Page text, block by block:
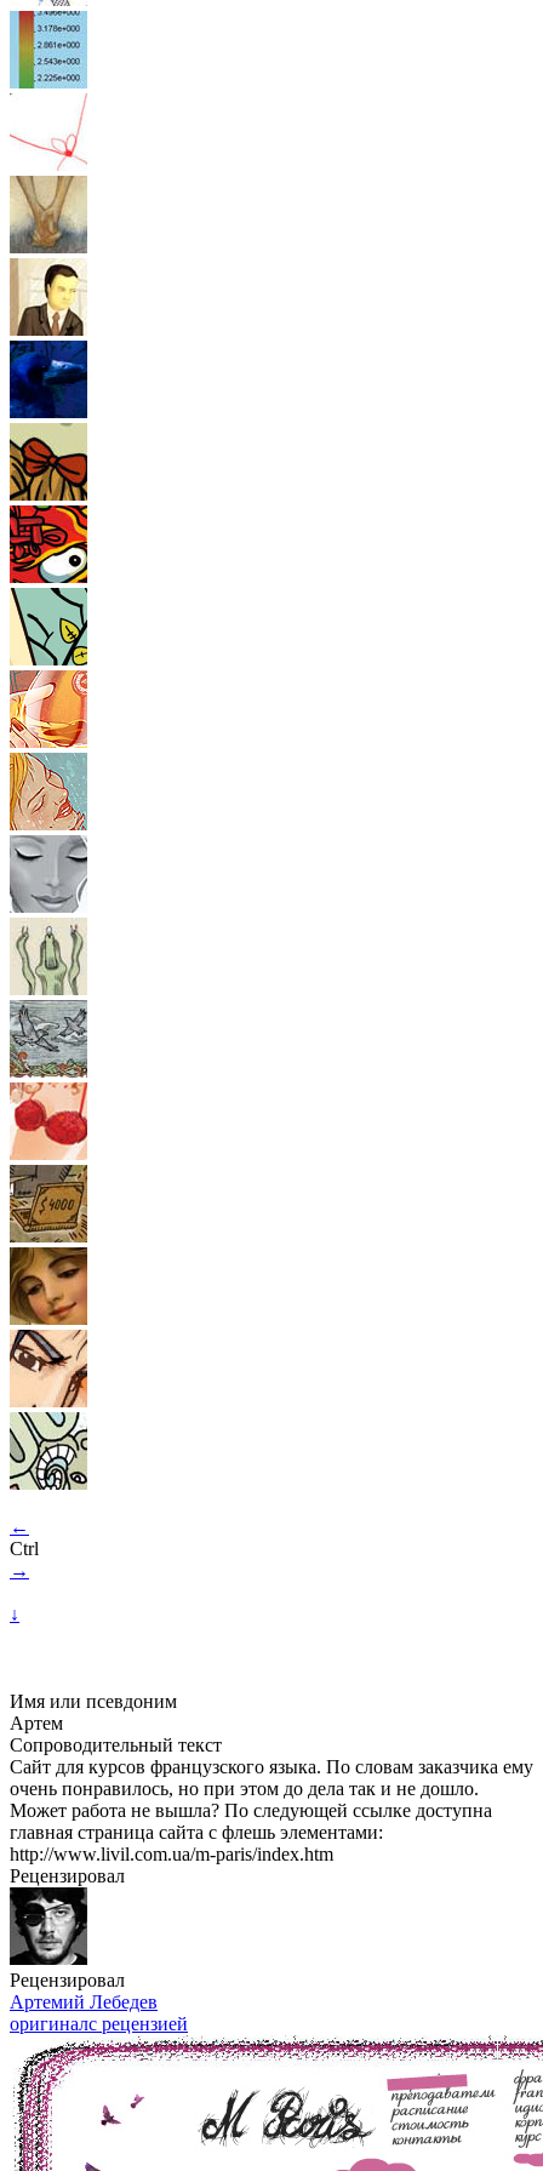
←
Ctrl
→
↓
Имя или псевдоним
Артем
Сопроводительный текст
Сайт для курсов французского языка. По словам заказчика ему
очень понравилось, но при этом до дела так и не дошло.
Может работа не вышла? По следующей ссылке доступна
главная страница сайта с флешь элементами:
http://www.livil.com.ua/m-paris/index.htm
Рецензировал
Рецензировал
Артемий Лебедев
оригиналс рецензией